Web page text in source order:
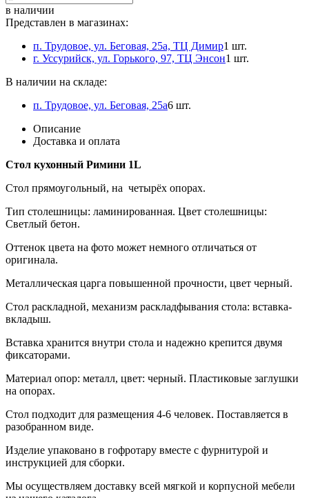
в наличии
Представлен в магазинах:
п. Трудовое, ул. Беговая, 25а, ТЦ Димир1 шт.
г. Уссурийск, ул. Горького, 97, ТЦ Энсон1 шт.
В наличии на складе:
п. Трудовое, ул. Беговая, 25а6 шт.
Описание
Доставка и оплата
Стол кухонный Римини 1L
Стол прямоугольный, на четырёх опорах.
Тип столешницы: ламинированная. Цвет столешницы:
Светлый бетон.
Оттенок цвета на фото может немного отличаться от
оригинала.
Металлическая царга повышенной прочности, цвет черный.
Стол раскладной, механизм раскладфывания стола: вставка-
вкладыш.
Вставка хранится внутри стола и надежно крепится двумя
фиксаторами.
Материал опор: металл, цвет: черный. Пластиковые заглушки
на опорах.
Стол подходит для размещения 4-6 человек. Поставляется в
разобранном виде.
Изделие упаковано в гофротару вместе с фурнитурой и
инструкцией для сборки.
Мы осуществляем доставку всей мягкой и корпусной мебели